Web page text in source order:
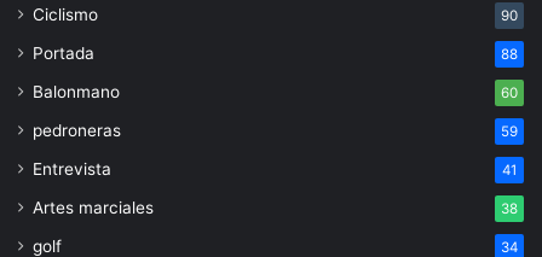
Ciclismo 90
Portada 88
Balonmano 60
pedroneras 59
Entrevista 41
Artes marciales 38
golf 34